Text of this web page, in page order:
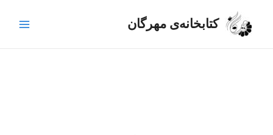
کتابخانه‌ی مهرگان